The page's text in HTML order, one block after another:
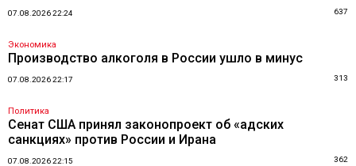
07.08.2026 22:24 637
Экономика
Производство алкоголя в России ушло в минус
07.08.2026 22:17 313
Политика
Сенат США принял законопроект об «адских
санкциях» против России и Ирана
07.08.2026 22:15 362